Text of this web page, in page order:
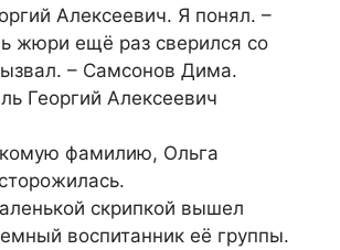
Алексеевич. Я понял. –
жюри ещё раз сверился со
– Самсонов Дима.
Георгий Алексеевич
фамилию, Ольга
скрипкой вышел
воспитанник её группы.